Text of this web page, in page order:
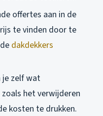
offertes aan in de
te vinden door te
dakdekkers
je zelf wat
het verwijderen
kosten te drukken.